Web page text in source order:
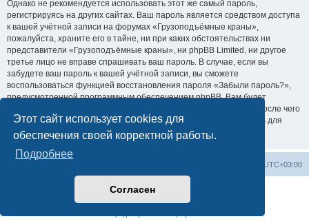
Этот сайт использует cookies для
обеспечения своей корректной работы.
Подробнее
Согласен
Однако не рекомендуется использовать этот же самый пароль,
регистрируясь на других сайтах. Ваш пароль является средством доступа
к вашей учётной записи на форумах «Грузоподъёмные краны»,
пожалуйста, храните его в тайне, ни при каких обстоятельствах ни
представители «Грузоподъёмные краны», ни phpBB Limited, ни другое
третье лицо не вправе спрашивать ваш пароль. В случае, если вы
забудете ваш пароль к вашей учётной записи, вы сможете
воспользоваться функцией восстановления пароля «Забыли пароль?»,
предусмотренной программным обеспечением phpBB. Вам будет
необходимо ввести ваше имя пользователя и ваш адрес email, после чего
программное обеспечение phpBB сгенерирует вам новый пароль для
вашей учётной записи.
UTC+03:00
Создано на основеphpBB® Forum Software © phpBB Limited
Русская поддержка phpBB